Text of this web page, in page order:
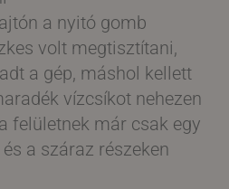
a nyitó gomb
volt megtisztítani,
a gép, máshol kellett
vízcsíkot nehezen
felületnek már csak egy
a száraz részeken